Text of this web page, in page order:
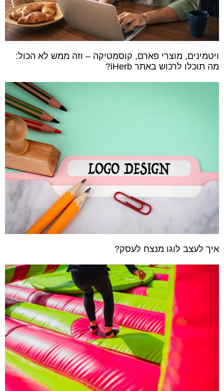
ויטמינים, מוצרי פארם, קוסמטיקה – וזה ממש לא הכול:
מה תוכלו לרכוש באתר iHerb?
איך לעצב לוגו מנצח לעסק?